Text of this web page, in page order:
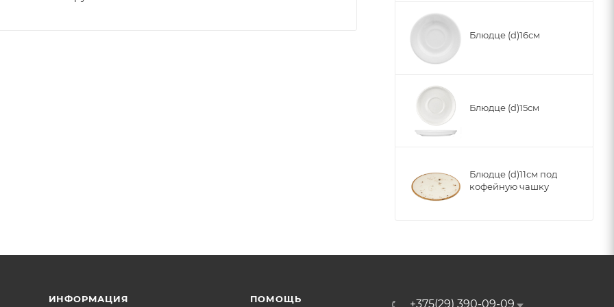
Блюдце (d)16см
Блюдце (d)15см
Блюдце (d)11см под
кофейную чашку
ИНФОРМАЦИЯ ПОМОЩЬ +375(29) 390-09-09